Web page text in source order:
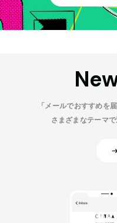
「メールでおすすめを
さまざまなテーマ